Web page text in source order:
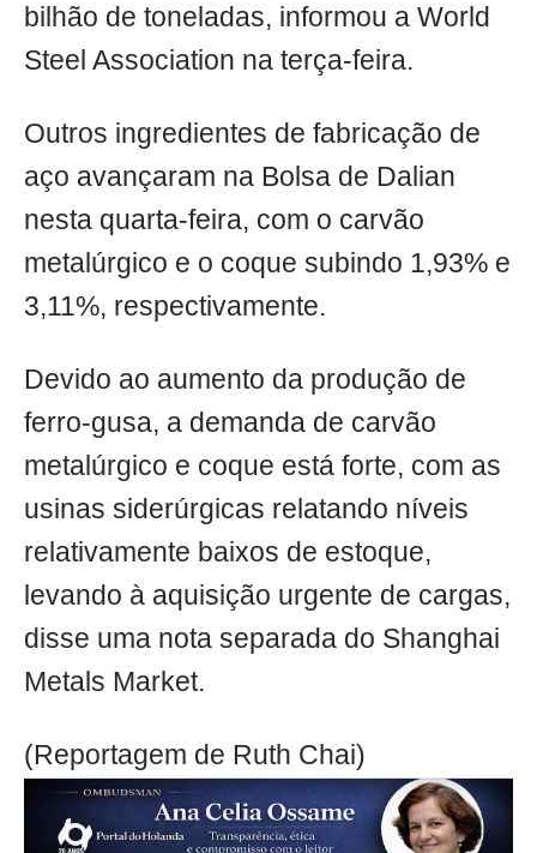
bilhão de toneladas, informou a World
Steel Association na terça-feira.
Outros ingredientes de fabricação de
aço avançaram na Bolsa de Dalian
nesta quarta-feira, com o carvão
metalúrgico e o coque subindo 1,93% e
3,11%, respectivamente.
Devido ao aumento da produção de
ferro-gusa, a demanda de carvão
metalúrgico e coque está forte, com as
usinas siderúrgicas relatando níveis
relativamente baixos de estoque,
levando à aquisição urgente de cargas,
disse uma nota separada do Shanghai
Metals Market.
(Reportagem de Ruth Chai)